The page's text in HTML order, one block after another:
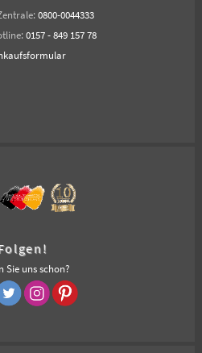
0800-0044333
0157 - 849 157 78
Sie uns schon?